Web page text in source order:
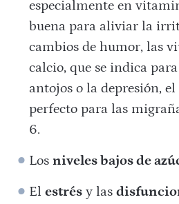
especialmente en
buena para aliviar la
cambios de humor, las
calcio, que se indica
antojos o la depresión, el
perfecto para las
6.
Los niveles bajos de
Elestrés y las